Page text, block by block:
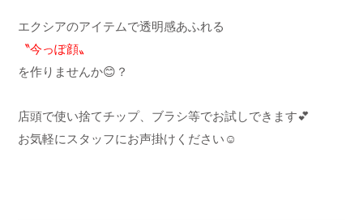
エクシアのアイテムで透明感あふれる
〝今っぽ顔〟
を作りませんか😊？
店頭で使い捨てチップ、ブラシ等でお試しできます💕
お気軽にスタッフにお声掛けください☺️